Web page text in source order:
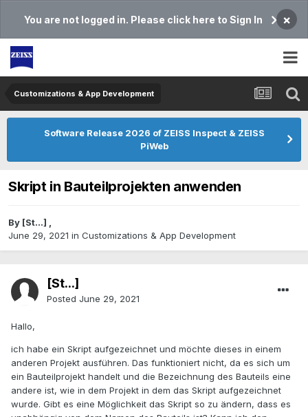
You are not logged in. Please click here to Sign In ×
Customizations & App Development
Software Release 2026 of ZEISS Inspect & ZEISS
PiWeb
Skript in Bauteilprojekten anwenden
By [St...] ,
June 29, 2021 in Customizations & App Development
[St...]
Posted June 29, 2021
Hallo,
ich habe ein Skript aufgezeichnet und möchte dieses in einem
anderen Projekt ausführen. Das funktioniert nicht, da es sich um
ein Bauteilprojekt handelt und die Bezeichnung des Bauteils eine
andere ist, wie in dem Projekt in dem das Skript aufgezeichnet
wurde. Gibt es eine Möglichkeit das Skript so zu ändern, dass es